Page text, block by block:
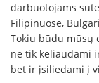
darbuotojams
Filipinuose,
Tokiu būdu mūsų
ne tik keliaudami
bet ir įsiliedami į